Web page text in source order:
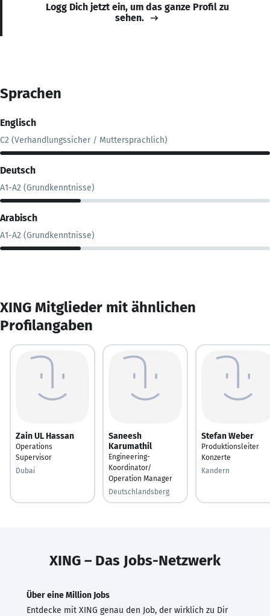
Logg Dich jetzt ein, um das ganze Profil zu
sehen.
Sprachen
Englisch
C2 (Verhandlungssicher / Muttersprachlich)
Deutsch
A1-A2 (Grundkenntnisse)
Arabisch
A1-A2 (Grundkenntnisse)
XING Mitglieder mit ähnlichen
Profilangaben
Zain UL Hassan
Operations
Supervisor
Dubai
Saneesh
Karumathil
Engineering-
Koordinator/
Operation Manager
Deutschlandsberg
Stefan Weber
Produktionsleiter
Konzerte
Kandern
XING – Das Jobs-Netzwerk
Über eine Million Jobs
Entdecke mit XING genau den Job, der wirklich zu Dir